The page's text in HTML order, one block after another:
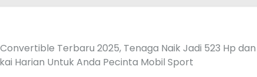
Terbaru 2025, Tenaga Naik Jadi 523 Hp dan
Harian Untuk Anda Pecinta Mobil Sport